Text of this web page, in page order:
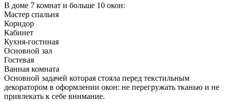
В доме 7 комнат и больше 10 окон:
Мастер спальня
Коридор
Кабинет
Кухня-гостиная
Основной зал
Гостевая
Ванная комната
Основной задачей которая стояла перед текстильным
декоратором в оформлении окон: не перегружать тканью и не
привлекать к себе внимание.